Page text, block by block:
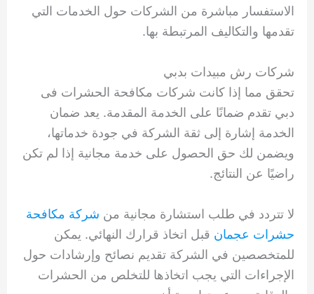
الاستفسار مباشرة من الشركات حول الخدمات التي
تقدمها والتكاليف المرتبطة بها.
شركات رش مبيدات بدبي
تحقق مما إذا كانت شركات مكافحة الحشرات فى
دبي تقدم ضمانًا على الخدمة المقدمة. يعد ضمان
الخدمة إشارة إلى ثقة الشركة في جودة خدماتها،
ويضمن لك حق الحصول على خدمة مجانية إذا لم تكن
راضيًا عن النتائج.
لا تتردد في طلب استشارة مجانية من شركة مكافحة
حشرات عجمان قبل اتخاذ قرارك النهائي. يمكن
للمتخصصين في الشركة تقديم نصائح وإرشادات حول
الإجراءات التي يجب اتخاذها للتخلص من الحشرات